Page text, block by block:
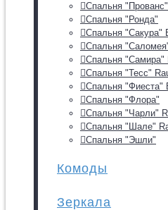
Спальня
Спальня "Ронда"
Спальня "Сакура"
Спальня
Спальня "Самира"
Спальня "Тесс"
Спальня "Фиеста"
Спальня "Флора"
Спальня "Чарли"
Спальня "Шале"
Спальня "Эшли"
Комоды
Зеркала